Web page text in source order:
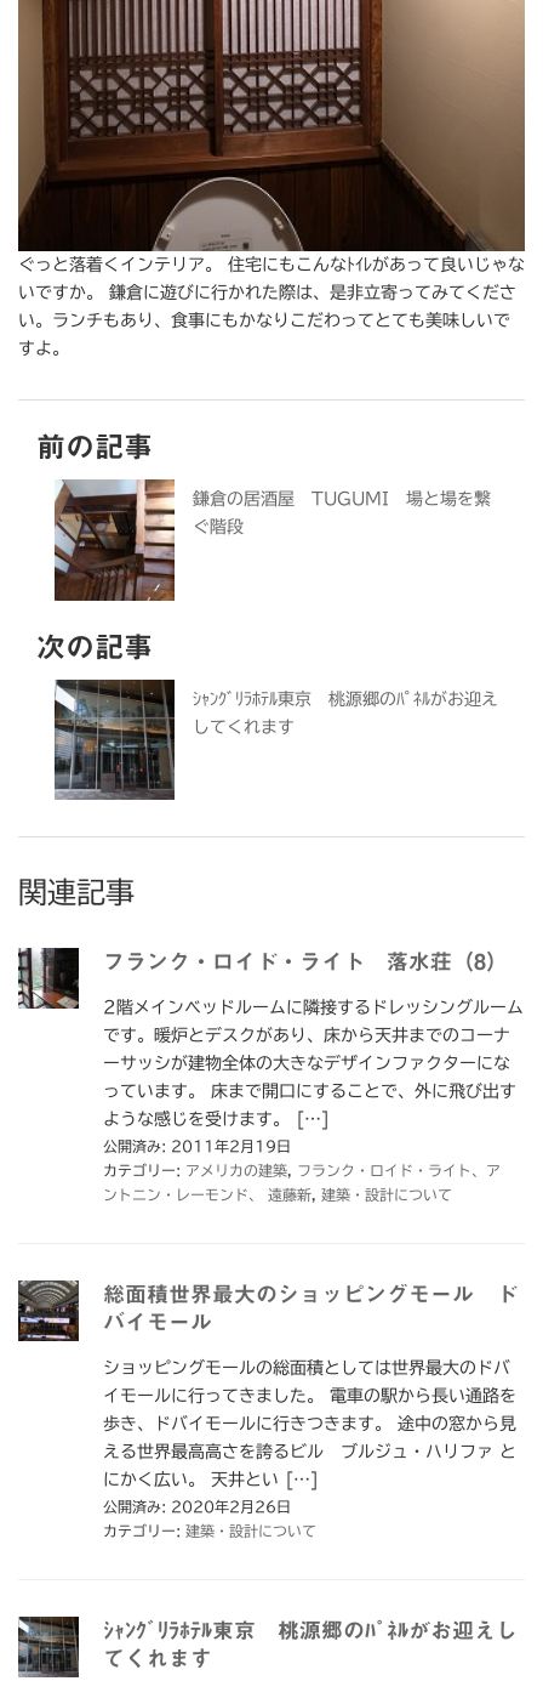
ぐっと落着くインテリア。 住宅にもこんなﾄｲﾚがあって良いじゃな
いですか。 鎌倉に遊びに行かれた際は、是非立寄ってみてくださ
い。ランチもあり、食事にもかなりこだわってとても美味しいで
すよ。
前の記事
鎌倉の居酒屋 TUGUMI 場と場を繋
ぐ階段
次の記事
ｼｬﾝｸﾞﾘﾗﾎﾃﾙ東京 桃源郷のﾊﾟﾈﾙがお迎え
してくれます
関連記事
フランク・ロイド・ライト 落水荘（8）
2階メインベッドルームに隣接するドレッシングルーム
です。暖炉とデスクがあり、床から天井までのコーナ
ーサッシが建物全体の大きなデザインファクターにな
っています。 床まで開口にすることで、外に飛び出す
ような感じを受けます。 […]
公開済み: 2011年2月19日
カテゴリー: アメリカの建築, フランク・ロイド・ライト、ア
ントニン・レーモンド、 遠藤新, 建築・設計について
総面積世界最大のショッピングモール ド
バイモール
ショッピングモールの総面積としては世界最大のドバ
イモールに行ってきました。 電車の駅から長い通路を
歩き、ドバイモールに行きつきます。 途中の窓から見
える世界最高高さを誇るビル ブルジュ・ハリファ と
にかく広い。 天井とい […]
公開済み: 2020年2月26日
カテゴリー: 建築・設計について
ｼｬﾝｸﾞﾘﾗﾎﾃﾙ東京 桃源郷のﾊﾟﾈﾙがお迎えし
てくれます